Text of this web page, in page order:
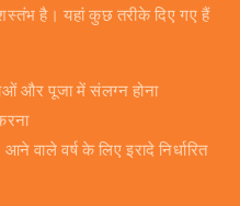
है। यहां कुछ तरीके दिए गए हैं
और पूजा में संलग्न होना
वाले वर्ष के लिए इरादे निर्धारित